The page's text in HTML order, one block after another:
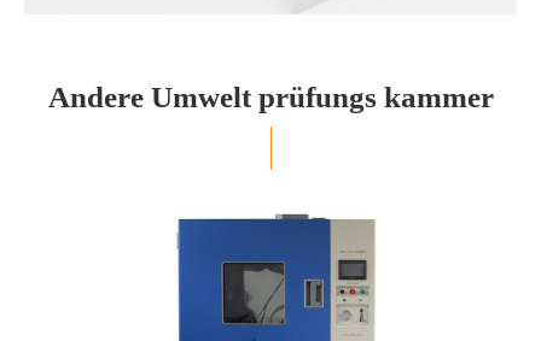
Andere Umwelt prüfungs kammer